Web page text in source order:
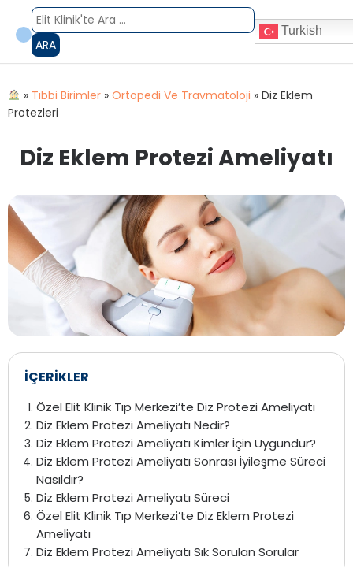
ARA
Turkish
» Tıbbi Birimler» Ortopedi Ve Travmatoloji » Diz Eklem
Protezleri
Diz Eklem Protezi Ameliyatı
İÇERİKLER
Özel Elit Klinik Tıp Merkezi’te Diz Protezi Ameliyatı
Diz Eklem Protezi Ameliyatı Nedir?
Diz Eklem Protezi Ameliyatı Kimler İçin Uygundur?
Diz Eklem Protezi Ameliyatı Sonrası İyileşme Süreci
Nasıldır?
Diz Eklem Protezi Ameliyatı Süreci
Özel Elit Klinik Tıp Merkezi’te Diz Eklem Protezi
Ameliyatı
Diz Eklem Protezi Ameliyatı Sık Sorulan Sorular